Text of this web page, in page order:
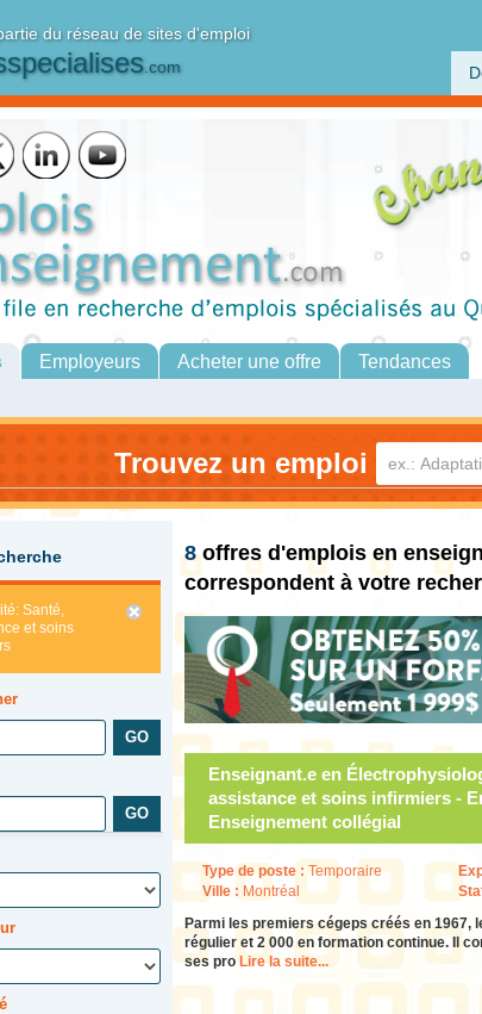
du réseau de sites d'emploi
.com
Employeurs Acheter une offre Tendances
Trouvez un emploi
Santé,
et soins
8offres d'emplois en
correspondent à votre
Enseignant.e en
assistance et soins infirmiers -
Enseignement collégial
Type de poste : Temporaire
Ville : Montréal
Parmi les premiers cégeps créés en 1967,
régulier et 2 000 en formation continue. Il
ses pro Lire la suite...